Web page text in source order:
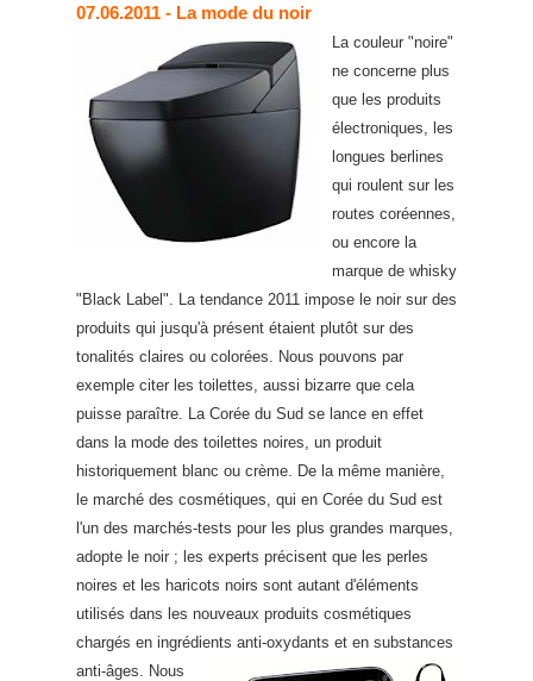
07.06.2011 - La mode du noir
La couleur "noire"
ne concerne plus
que les produits
électroniques, les
longues berlines
qui roulent sur les
routes coréennes,
ou encore la
marque de whisky
"Black Label". La tendance 2011 impose le noir sur des
produits qui jusqu'à présent étaient plutôt sur des
tonalités claires ou colorées. Nous pouvons par
exemple citer les toilettes, aussi bizarre que cela
puisse paraître. La Corée du Sud se lance en effet
dans la mode des toilettes noires, un produit
historiquement blanc ou crème. De la même manière,
le marché des cosmétiques, qui en Corée du Sud est
l'un des marchés-tests pour les plus grandes marques,
adopte le noir ; les experts précisent que les perles
noires et les haricots noirs sont autant d'éléments
utilisés dans les nouveaux produits cosmétiques
chargés en ingrédients anti-oxydants et en substances
anti-âges. Nous